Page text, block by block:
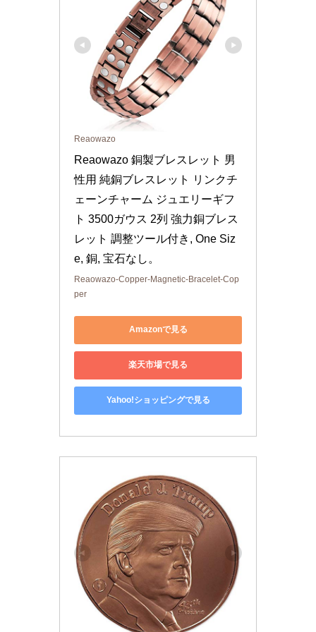
Reaowazo
Reaowazo 銅製ブレスレット 男
性用 純銅ブレスレット リンクチ
ェーンチャーム ジュエリーギフ
ト 3500ガウス 2列 強力銅ブレス
レット 調整ツール付き, One Siz
e, 銅, 宝石なし。
Reaowazo-Copper-Magnetic-Bracelet-Cop
per
Amazonで見る
楽天市場で見る
Yahoo!ショッピングで見る